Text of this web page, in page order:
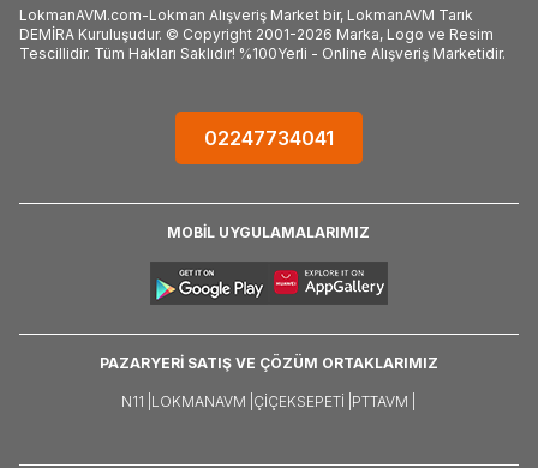
LokmanAVM.com-Lokman Alışveriş Market bir, LokmanAVM Tarık
DEMİRA Kuruluşudur. © Copyright 2001-2026 Marka, Logo ve Resim
Tescillidir. Tüm Hakları Saklıdır! %100Yerli - Online Alışveriş Marketidir.
02247734041
MOBİL UYGULAMALARIMIZ
PAZARYERİ SATIŞ VE ÇÖZÜM ORTAKLARIMIZ
N11 | LOKMANAVM | ÇIÇEKSEPETI | PTTAVM |